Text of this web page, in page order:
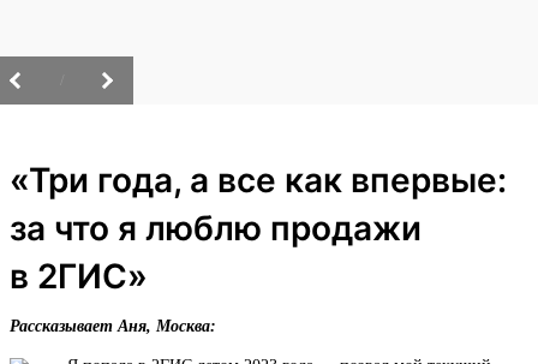
«Три года, а все как впервые:
за что я люблю продажи
в 2ГИС»
Рассказывает Аня, Москва: